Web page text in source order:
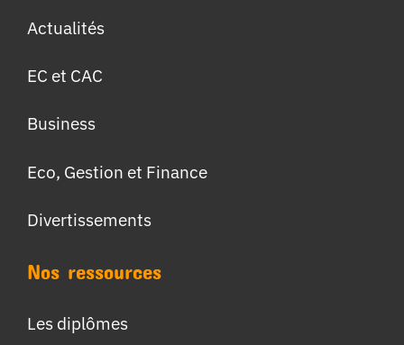
Actualités
EC et CAC
Business
Eco, Gestion et Finance
Divertissements
Nos ressources
Les diplômes